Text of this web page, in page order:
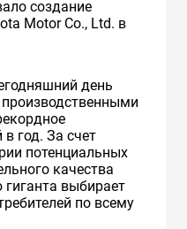
создание
Motor Co., Ltd. в
день
год. За счет
потенциальных
качества
выбирает
по всему